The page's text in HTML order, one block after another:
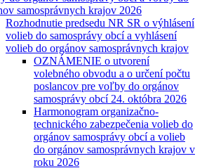
samosprávnych krajov 2026
Rozhodnutie predsedu NR SR o výhlásení
volieb do samosprávy obcí a vyhlásení
volieb do orgánov samosprávnych krajov
OZNÁMENIE o utvorení
volebného obvodu a o určení počtu
poslancov pre voľby do orgánov
samosprávy obcí 24. októbra 2026
Harmonogram organizačno-
technického zabezpečenia volieb do
orgánov samosprávy obcí a volieb
do orgánov samosprávnych krajov v
roku 2026